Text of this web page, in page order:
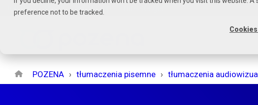
preference not to be tracked.
Czytaj
stronę
telefon email whatsapp
POZENA tłumaczenia pisemne tłumaczenia